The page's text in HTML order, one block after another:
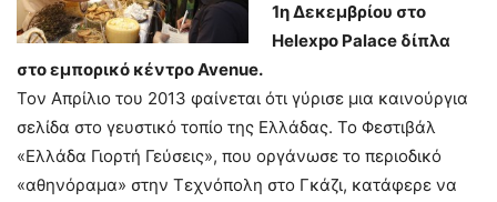
1η Δεκεμβρίου στο
Helexpo Palace δίπλα
στο εμπορικό κέντρο Avenue.
Τον Απρίλιο του 2013 φαίνεται ότι γύρισε μια καινούργια
σελίδα στο γευστικό τοπίο της Ελλάδας. Το Φεστιβάλ
«Ελλάδα Γιορτή Γεύσεις», που οργάνωσε το περιοδικό
«αθηνόραμα» στην Τεχνόπολη στο Γκάζι, κατάφερε να